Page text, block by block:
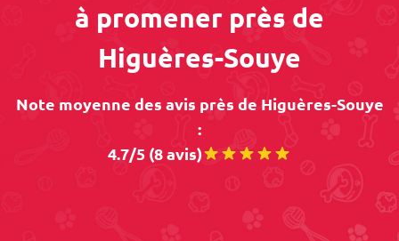
à promener près de
Higuères-Souye
Note moyenne des avis près de Higuères-Souye
:
4.7/5 (8 avis)